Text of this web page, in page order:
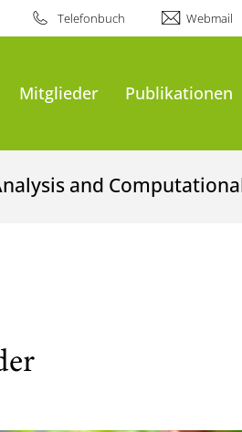
Telefonbuch Webmail
Mitglieder Publikationen
and